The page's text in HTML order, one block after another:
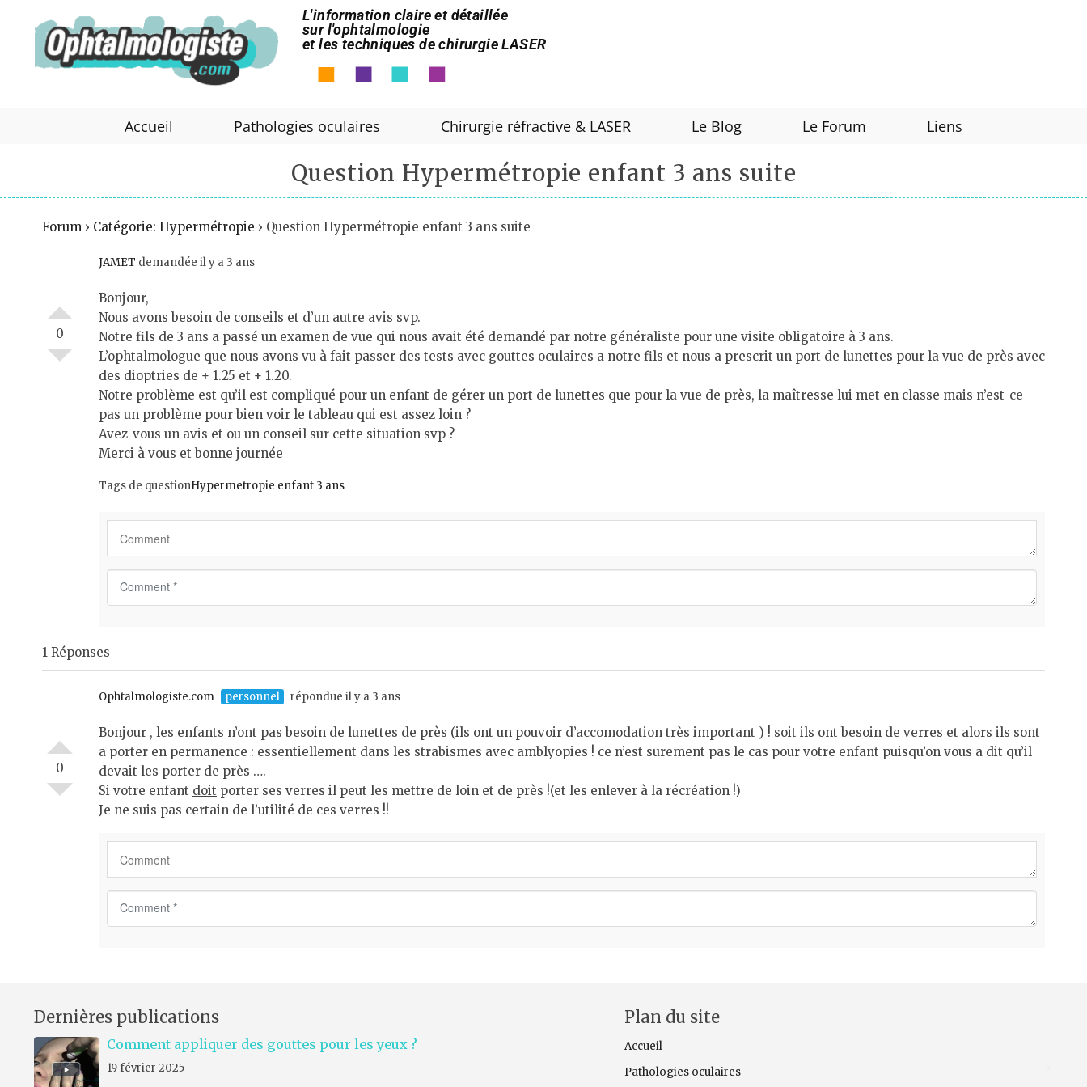
L'information claire et détaillée
sur l'ophtalmologie
et les techniques de chirurgie LASER
Accueil Pathologies oculaires Chirurgie réfractive & LASER Le Blog Le Forum Liens
Question Hypermétropie enfant 3 ans suite
Forum › Catégorie: Hypermétropie › Question Hypermétropie enfant 3 ans suite
0
JAMET demandée il y a 3 ans
Bonjour,
Nous avons besoin de conseils et d’un autre avis svp.
Notre fils de 3 ans a passé un examen de vue qui nous avait été demandé par notre généraliste pour une visite obligatoire à 3 ans.
L’ophtalmologue que nous avons vu à fait passer des tests avec gouttes oculaires a notre fils et nous a prescrit un port de lunettes pour la vue de près avec
des dioptries de + 1.25 et + 1.20.
Notre problème est qu’il est compliqué pour un enfant de gérer un port de lunettes que pour la vue de près, la maîtresse lui met en classe mais n’est-ce
pas un problème pour bien voir le tableau qui est assez loin ?
Avez-vous un avis et ou un conseil sur cette situation svp ?
Merci à vous et bonne journée
Tags de questionHypermetropie enfant 3 ans
e
n
t
1 Réponses
0
Ophtalmologiste.com personnel répondue il y a 3 ans
Bonjour , les enfants n’ont pas besoin de lunettes de près (ils ont un pouvoir d’accomodation très important ) ! soit ils ont besoin de verres et alors ils sont
a porter en permanence : essentiellement dans les strabismes avec amblyopies ! ce n’est surement pas le cas pour votre enfant puisqu’on vous a dit qu’il
devait les porter de près ….
Si votre enfant doit porter ses verres il peut les mettre de loin et de près !(et les enlever à la récréation !)
Je ne suis pas certain de l’utilité de ces verres !!
t
Dernières publications
Comment appliquer des gouttes pour les yeux ?
19 février 2025
Plan du site
Accueil
Pathologies oculaires